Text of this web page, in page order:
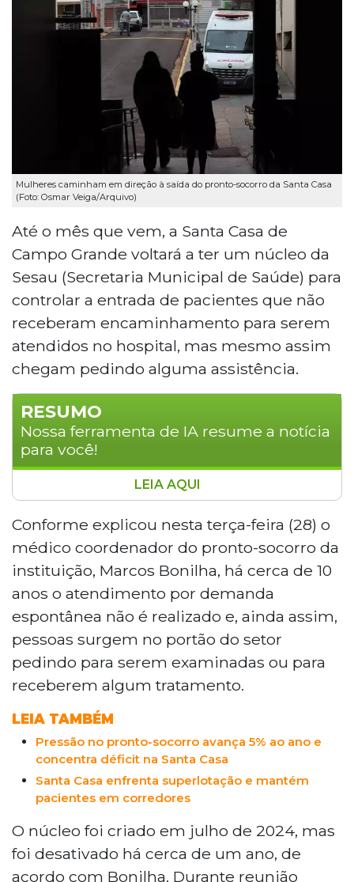
Mulheres caminham em direção à saída do pronto-socorro da Santa Casa
(Foto: Osmar Veiga/Arquivo)
Até o mês que vem, a Santa Casa de
Campo Grande voltará a ter um núcleo da
Sesau (Secretaria Municipal de Saúde) para
controlar a entrada de pacientes que não
receberam encaminhamento para serem
atendidos no hospital, mas mesmo assim
chegam pedindo alguma assistência.
RESUMO
Nossa ferramenta de IA resume a notícia
para você!
A Santa Casa de Campo Grande terá um
núcleo da Secretaria Municipal de Saúde
reativado em até 30 dias para controlar a
entrada de pacientes sem encaminhamento. A
decisão foi tomada após reunião com o
Ministério Público de Mato Grosso do Sul. O
núcleo, criado em julho de 2024 e desativado
cerca de um ano depois, orienta pacientes às
unidades corretas, como UPAs e Centros
Regionais de Saúde, reduzindo a sobrecarga
hospitalar.
LEIA AQUI
Conforme explicou nesta terça-feira (28) o
médico coordenador do pronto-socorro da
instituição, Marcos Bonilha, há cerca de 10
anos o atendimento por demanda
espontânea não é realizado e, ainda assim,
pessoas surgem no portão do setor
pedindo para serem examinadas ou para
receberem algum tratamento.
LEIA TAMBÉM
Pressão no pronto-socorro avança 5% ao ano e
concentra déficit na Santa Casa
Santa Casa enfrenta superlotação e mantém
pacientes em corredores
O núcleo foi criado em julho de 2024, mas
foi desativado há cerca de um ano, de
acordo com Bonilha. Durante reunião